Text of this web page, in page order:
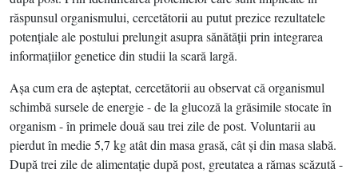
răspunsul organismului, cercetătorii au putut prezice rezultatele
potenţiale ale postului prelungit asupra sănătăţii prin integrarea
informaţiilor genetice din studii la scară largă.
Aşa cum era de aşteptat, cercetătorii au observat că organismul
schimbă sursele de energie - de la glucoză la grăsimile stocate în
organism - în primele două sau trei zile de post. Voluntarii au
pierdut în medie 5,7 kg atât din masa grasă, cât şi din masa slabă.
După trei zile de alimentaţie după post, greutatea a rămas scăzută -